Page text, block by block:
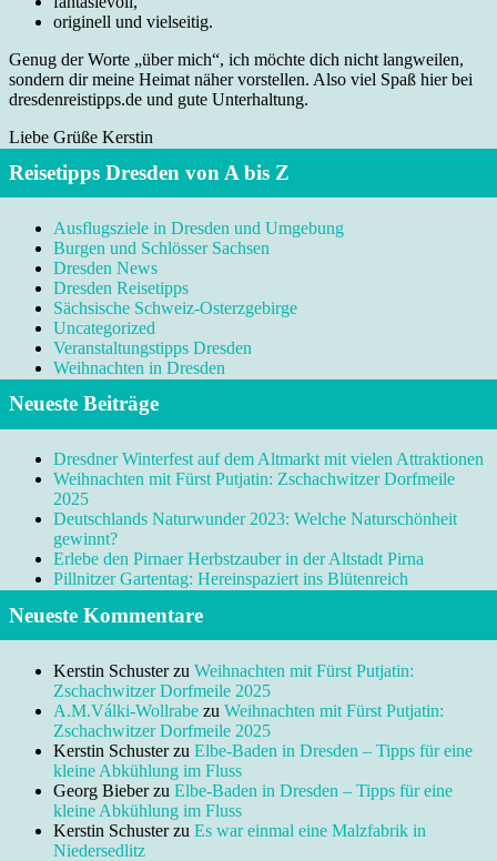
originell und vielseitig.
Genug der Worte „über mich“, ich möchte dich nicht langweilen,
sondern dir meine Heimat näher vorstellen. Also viel Spaß hier bei
dresdenreistipps.de und gute Unterhaltung.
Liebe Grüße Kerstin
Reisetipps Dresden von A bis Z
Ausflugsziele in Dresden und Umgebung
Burgen und Schlösser Sachsen
Dresden News
Dresden Reisetipps
Sächsische Schweiz-Osterzgebirge
Uncategorized
Veranstaltungstipps Dresden
Weihnachten in Dresden
Neueste Beiträge
Dresdner Winterfest auf dem Altmarkt mit vielen Attraktionen
Weihnachten mit Fürst Putjatin: Zschachwitzer Dorfmeile
2025
Deutschlands Naturwunder 2023: Welche Naturschönheit
gewinnt?
Erlebe den Pirnaer Herbstzauber in der Altstadt Pirna
Pillnitzer Gartentag: Hereinspaziert ins Blütenreich
Neueste Kommentare
Kerstin Schusterzu Weihnachten mit Fürst Putjatin:
Zschachwitzer Dorfmeile 2025
A.M.Válki-Wollrabe zu Weihnachten mit Fürst Putjatin:
Zschachwitzer Dorfmeile 2025
Kerstin Schusterzu Elbe-Baden in Dresden – Tipps für eine
kleine Abkühlung im Fluss
Georg Bieberzu Elbe-Baden in Dresden – Tipps für eine
kleine Abkühlung im Fluss
Kerstin Schusterzu Es war einmal eine Malzfabrik in
Niedersedlitz